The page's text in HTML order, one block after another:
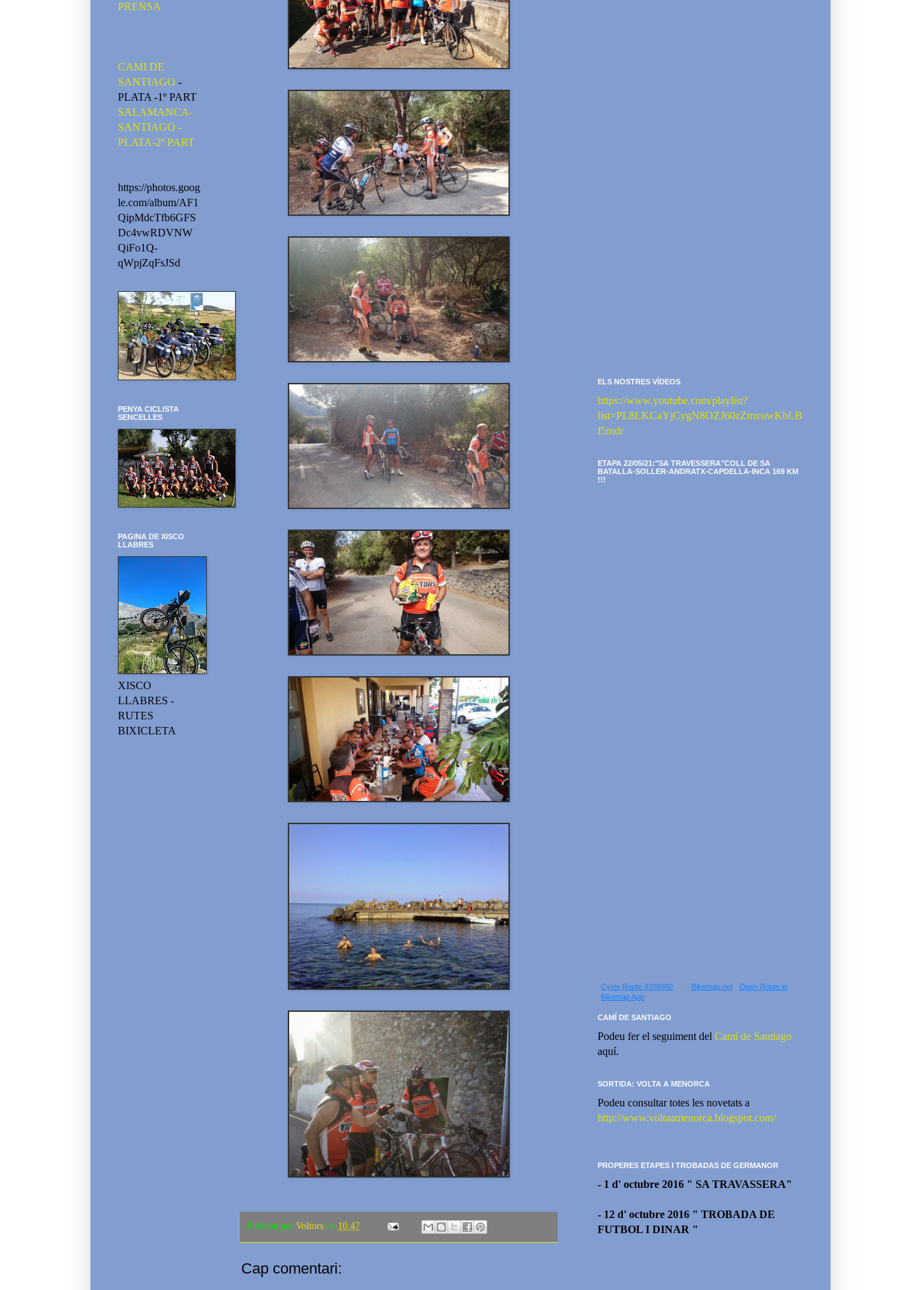
Publicat per Voltors en 10:47
Cap comentari:
PRENSA
CAMI DE
SANTIAGO -
PLATA -1º PART
SALAMANCA-
SANTIAGO -
PLATA-2º PART
https://photos.goog
le.com/album/AF1
QipMdcTfb6GFS
Dc4vwRDVNW
QiFo1Q-
qWpjZqFsJSd
PENYA CICLISTA
SENCELLES
PAGINA DE XISCO
LLABRES
XISCO
LLABRES -
RUTES
BIXICLETA
ELS NOSTRES VÍDEOS
https://www.youtube.com/playlist?
list=PL8LKCaYjCygN8OZJ60zZmxuwKbLB
f5mdr
ETAPA 22/05/21:"SA TRAVESSERA"COLL DE SA
BATALLA-SOLLER-ANDRATX-CAPDELLA-INCA 169 KM
!!!
Cycle Route 8398880 - via Bikemap.net - Open Route in
Bikemap App
CAMÍ DE SANTIAGO
Podeu fer el seguiment del Camí de Santiago
aquí.
SORTIDA: VOLTA A MENORCA
Podeu consultar totes les novetats a
http://www.voltaamenorca.blogspot.com/
PROPERES ETAPES I TROBADAS DE GERMANOR
- 1 d' octubre 2016 " SA TRAVASSERA"
- 12 d' octubre 2016 " TROBADA DE
FUTBOL I DINAR "